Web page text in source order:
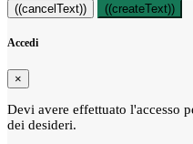
((cancelText)) ((createText))
Accedi
×
Devi avere effettuato l'accesso
dei desideri.